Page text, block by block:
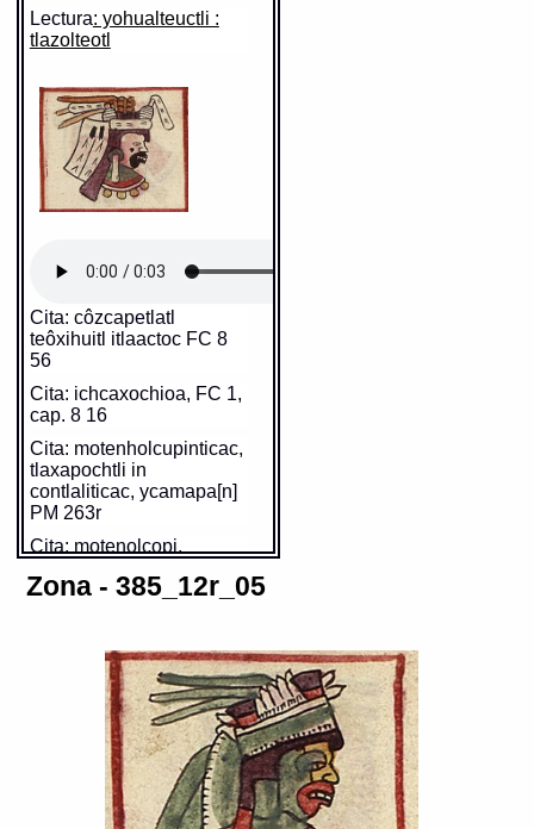
Lectura: yohualteuctli :
tlazolteotl
Cita: côzcapetlatl
teôxihuitl itlaactoc FC 8
56
Cita: ichcaxochioa, FC 1,
cap. 8 16
Cita: motenholcupinticac,
tlaxapochtli in
contlaliticac, ycamapa[n]
PM 263r
Cita: motenolcopi,
yn jcamapa[n] FC 1, cap.
cap. 11 22
Cita: ychcaxochiuh
contlaliticac PM 263r
https://tlachia.iib.unam.mx/glifo/385_12r_04_01
Zona - 385_12r_05